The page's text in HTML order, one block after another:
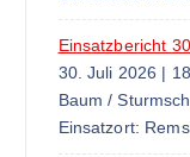
Einsatzbericht
30. Juli 2026 |
Baum /
Einsatzort: